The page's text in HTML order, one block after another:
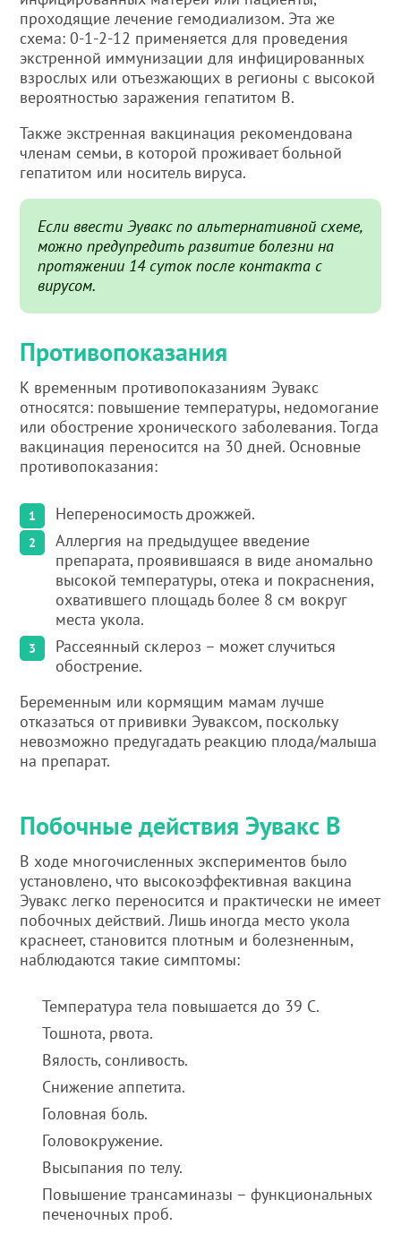
проходящие лечение гемодиализом. Эта же
схема: 0-1-2-12 применяется для проведения
экстренной иммунизации для инфицированных
взрослых или отъезжающих в регионы с высокой
вероятностью заражения гепатитом В.
Также экстренная вакцинация рекомендована
членам семьи, в которой проживает больной
гепатитом или носитель вируса.
Если ввести Эувакс по альтернативной схеме,
можно предупредить развитие болезни на
протяжении 14 суток после контакта с
вирусом.
Противопоказания
К временным противопоказаниям Эувакс
относятся: повышение температуры, недомогание
или обострение хронического заболевания. Тогда
вакцинация переносится на 30 дней. Основные
противопоказания:
Непереносимость дрожжей.
Аллергия на предыдущее введение
препарата, проявившаяся в виде аномально
высокой температуры, отека и покраснения,
охватившего площадь более 8 см вокруг
места укола.
Рассеянный склероз – может случиться
обострение.
Беременным или кормящим мамам лучше
отказаться от прививки Эуваксом, поскольку
невозможно предугадать реакцию плода/малыша
на препарат.
Побочные действия Эувакс В
В ходе многочисленных экспериментов было
установлено, что высокоэффективная вакцина
Эувакс легко переносится и практически не имеет
побочных действий. Лишь иногда место укола
краснеет, становится плотным и болезненным,
наблюдаются такие симптомы:
Температура тела повышается до 39 С.
Тошнота, рвота.
Вялость, сонливость.
Снижение аппетита.
Головная боль.
Головокружение.
Высыпания по телу.
Повышение трансаминазы – функциональных
печеночных проб.